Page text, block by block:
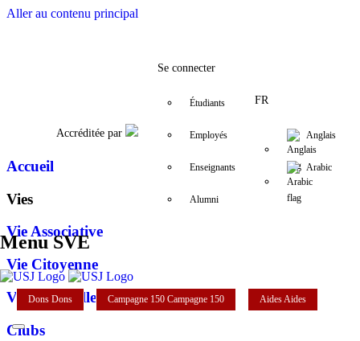
Aller au contenu principal
FacebookTwitter
Accréditée par
Se connecter
Étudiants
Employés
Enseignants
Alumni
FR
Anglais
Arabic
Menu SVE
Dons Dons Campagne 150 Campagne 150 AidesAides
Accueil
Vies
Vie Associative
Vie Citoyenne
Vie Culturelle
Clubs